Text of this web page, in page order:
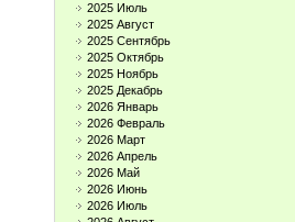
2025 Июль
2025 Август
2025 Сентябрь
2025 Октябрь
2025 Ноябрь
2025 Декабрь
2026 Январь
2026 Февраль
2026 Март
2026 Апрель
2026 Май
2026 Июнь
2026 Июль